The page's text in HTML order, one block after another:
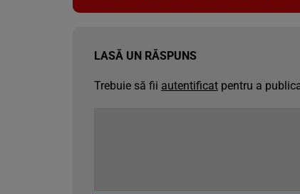
LASĂ UN RĂSPUNS
Trebuie să fii autentificat pentru a